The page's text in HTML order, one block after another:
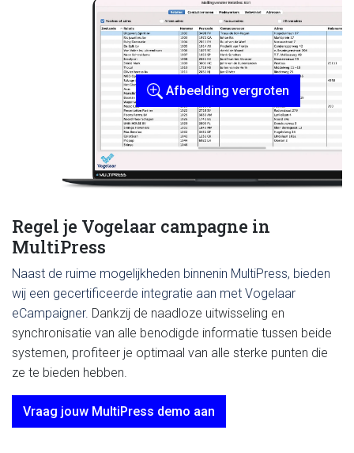
Regel je Vogelaar campagne in
MultiPress
Naast de ruime mogelijkheden binnenin MultiPress, bieden
wij een gecertificeerde integratie aan met Vogelaar
eCampaigner. Dankzij de naadloze uitwisseling en
synchronisatie van alle benodigde informatie tussen beide
systemen, profiteer je optimaal van alle sterke punten die
ze te bieden hebben.
Vraag jouw MultiPress demo aan
Afbeelding vergroten